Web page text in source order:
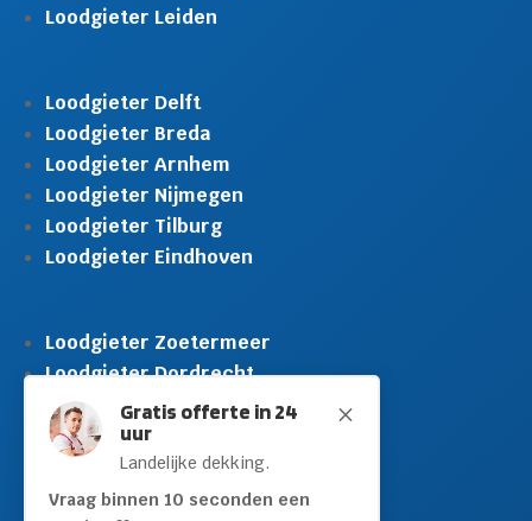
M
Gratis offerte in 24
uur
Landelijke dekking.
Vraag binnen 10 seconden een
Loodgieter Leiden
Loodgieter Delft
Loodgieter Breda
Loodgieter Arnhem
Loodgieter Nijmegen
Loodgieter Tilburg
Loodgieter Eindhoven
Loodgieter Zoetermeer
Loodgieter Dordrecht
Loodgieter Rijswijk
Loodgieter Schiedam
Loodgieter Leidschendam
Loodgieter Hilversum